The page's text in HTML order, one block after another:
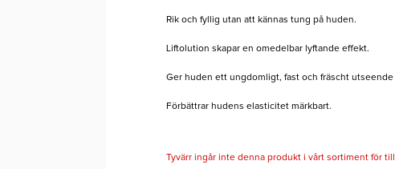
Rik och fyllig utan att kännas tung på huden.
Liftolution skapar en omedelbar lyftande effekt.
Ger huden ett ungdomligt, fast och fräscht
Förbättrar hudens elasticitet märkbart.
Tyvärr ingår inte denna produkt i vårt sortiment för